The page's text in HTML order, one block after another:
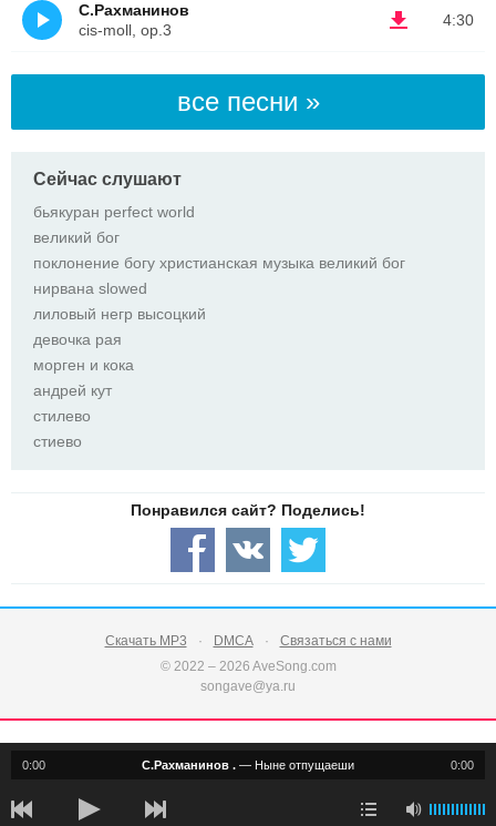
4:30
С.Рахманинов
cis-moll, op.3
все песни »
Сейчас слушают
бьякуран perfect world
великий бог
поклонение богу христианская музыка великий бог
нирвана slowed
лиловый негр высоцкий
девочка рая
морген и кока
андрей кут
стилево
стиево
Скачать MP3 DMCA
Связаться с нами
© 2022 – 2026 AveSong.com
songave@ya.ru
0:00 0:00
С.Рахманинов . — Ныне отпущаеши